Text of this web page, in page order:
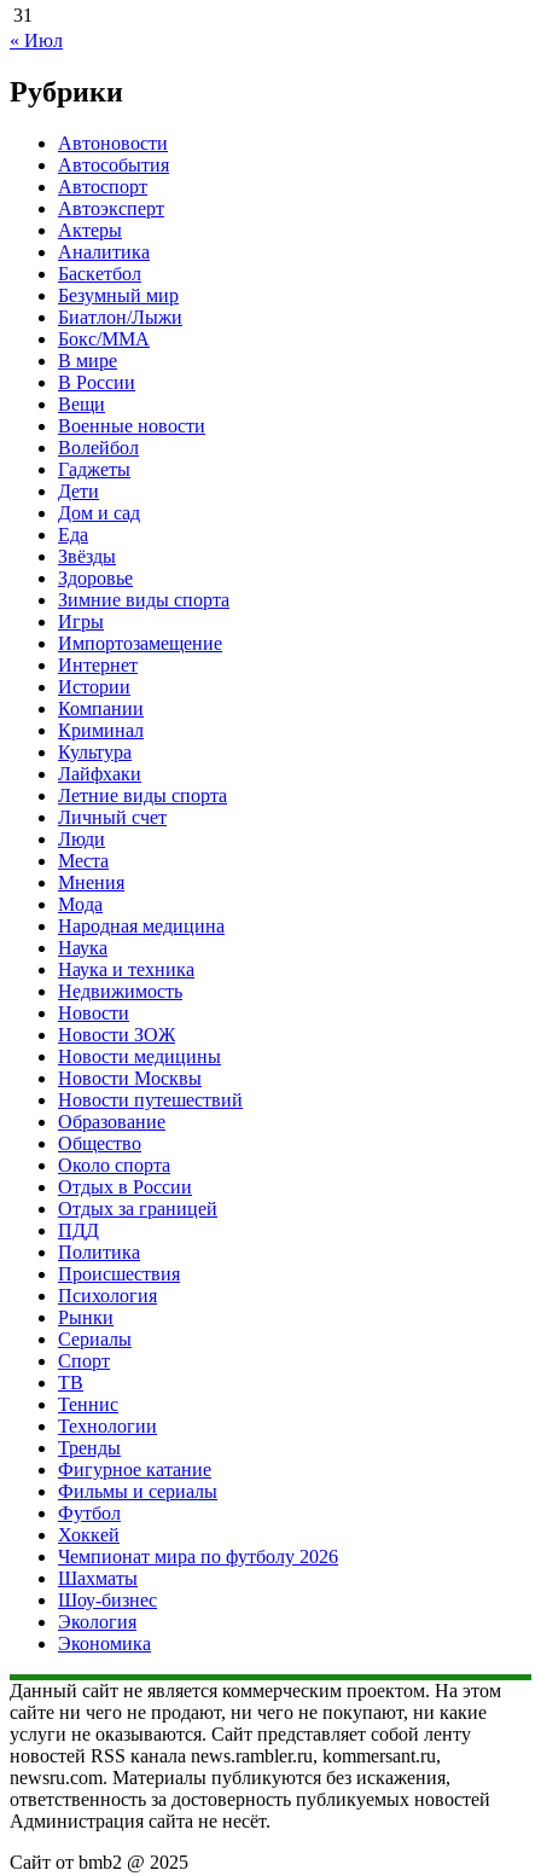
31
« Июл
Рубрики
Автоновости
Автособытия
Автоспорт
Автоэксперт
Актеры
Аналитика
Баскетбол
Безумный мир
Биатлон/Лыжи
Бокс/MMA
В мире
В России
Вещи
Военные новости
Волейбол
Гаджеты
Дети
Дом и сад
Еда
Звёзды
Здоровье
Зимние виды спорта
Игры
Импортозамещение
Интернет
Истории
Компании
Криминал
Культура
Лайфхаки
Летние виды спорта
Личный счет
Люди
Места
Мнения
Мода
Народная медицина
Наука
Наука и техника
Недвижимость
Новости
Новости ЗОЖ
Новости медицины
Новости Москвы
Новости путешествий
Образование
Общество
Около спорта
Отдых в России
Отдых за границей
ПДД
Политика
Происшествия
Психология
Рынки
Сериалы
Спорт
ТВ
Теннис
Технологии
Тренды
Фигурное катание
Фильмы и сериалы
Футбол
Хоккей
Чемпионат мира по футболу 2026
Шахматы
Шоу-бизнес
Экология
Экономика
Данный сайт не является коммерческим проектом. На этом
сайте ни чего не продают, ни чего не покупают, ни какие
услуги не оказываются. Сайт представляет собой ленту
новостей RSS канала news.rambler.ru, kommersant.ru,
newsru.com. Материалы публикуются без искажения,
ответственность за достоверность публикуемых новостей
Администрация сайта не несёт.
Сайт от bmb2 @ 2025